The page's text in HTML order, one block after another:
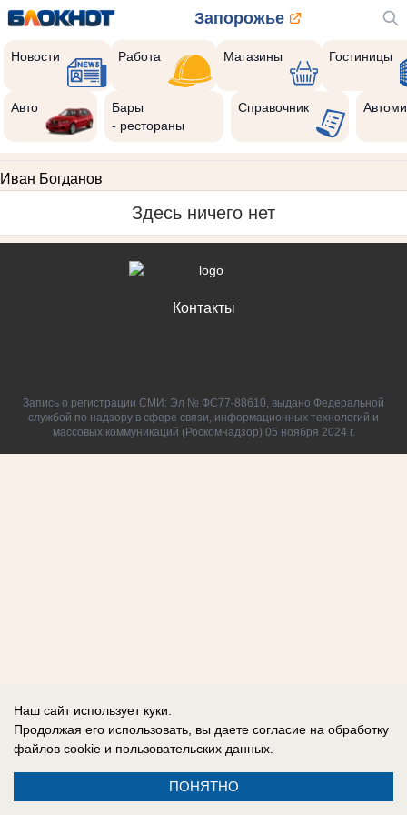
Запорожье
Новости Работа Магазины Гостиницы
Авто
Бары
- рестораны
Справочник
Иван Богданов
Здесь ничего нет
Контакты
Запись о регистрации СМИ: Эл № ФС77-88610, выдано Федеральной
службой по надзору в сфере связи, информационных технологий и
массовых коммуникаций (Роскомнадзор) 05 ноября 2024 г.
Наш сайт использует куки.
Продолжая его использовать, вы даете согласие на обработку
файлов cookie и пользовательских данных.
ПОНЯТНО